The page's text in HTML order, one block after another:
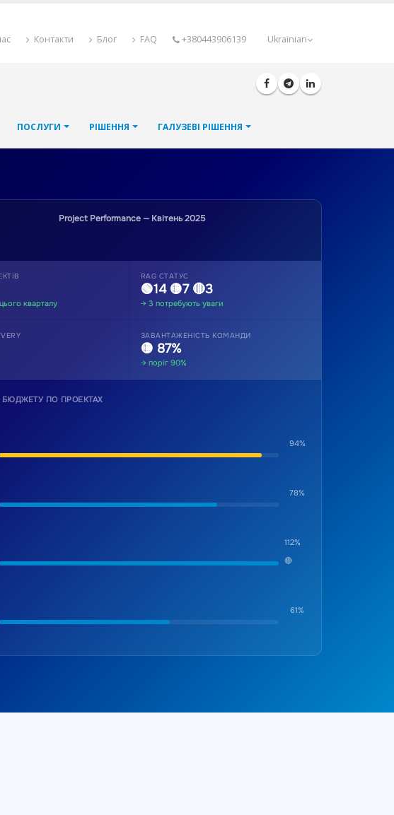
Ukrainian
Контакти Блог FAQ +380443906139
ПОСЛУГИ РІШЕННЯ ГАЛУЗЕВІ РІШЕННЯ
Project Performance — Квітень 2025
кварталу
RAG СТАТУС
🟢14 🟡7 🔴3
→ 3 потребують уваги
ЗАВАНТАЖЕНІСТЬ КОМАНДИ
🟡 87%
→ поріг 90%
ПО ПРОЕКТАХ
94%
78%
112%
🔴
61%